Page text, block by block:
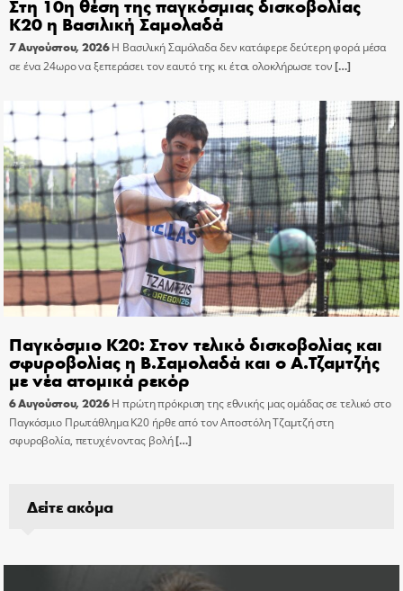
Κ20 η Βασιλική Σαμολαδά
7 Αυγούστου, 2026 Η Βασιλική Σαμόλαδα δεν κατάφερε δεύτερη φορά μέσα
σε ένα 24ωρο να ξεπεράσει τον εαυτό της κι έτσι ολοκλήρωσε τον[…]
Παγκόσμιο Κ20: Στον τελικό δισκοβολίας και
σφυροβολίας η Β.Σαμολαδά και ο Α.Τζαμτζής
με νέα ατομικά ρεκόρ
6 Αυγούστου, 2026 Η πρώτη πρόκριση της εθνικής μας ομάδας σε τελικό στο
Παγκόσμιο Πρωτάθλημα Κ20 ήρθε από τον Αποστόλη Τζαμτζή στη
σφυροβολία, πετυχένοντας βολή[…]
Δείτε ακόμα